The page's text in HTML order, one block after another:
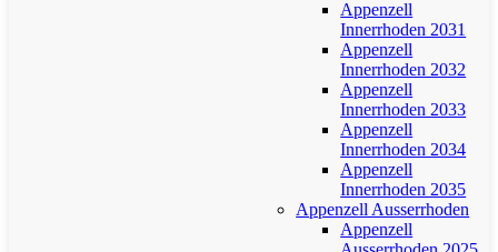
Appenzell
Innerrhoden 2031
Appenzell
Innerrhoden 2032
Appenzell
Innerrhoden 2033
Appenzell
Innerrhoden 2034
Appenzell
Innerrhoden 2035
Appenzell Ausserrhoden
Appenzell